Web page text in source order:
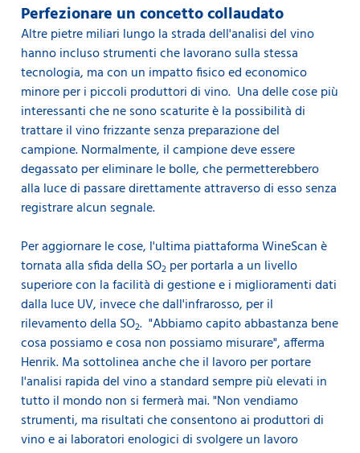
Perfezionare un concetto collaudato
Altre pietre miliari lungo la strada dell'analisi del vino
hanno incluso strumenti che lavorano sulla stessa
tecnologia, ma con un impatto fisico ed economico
minore per i piccoli produttori di vino. Una delle cose più
interessanti che ne sono scaturite è la possibilità di
trattare il vino frizzante senza preparazione del
campione. Normalmente, il campione deve essere
degassato per eliminare le bolle, che permetterebbero
alla luce di passare direttamente attraverso di esso senza
registrare alcun segnale.
Per aggiornare le cose, l'ultima piattaforma WineScan è
tornata alla sfida della SO2 per portarla a un livello
superiore con la facilità di gestione e i miglioramenti dati
dalla luce UV, invece che dall'infrarosso, per il
rilevamento della SO2. "Abbiamo capito abbastanza bene
cosa possiamo e cosa non possiamo misurare", afferma
Henrik. Ma sottolinea anche che il lavoro per portare
l'analisi rapida del vino a standard sempre più elevati in
tutto il mondo non si fermerà mai. "Non vendiamo
strumenti, ma risultati che consentono ai produttori di
vino e ai laboratori enologici di svolgere un lavoro